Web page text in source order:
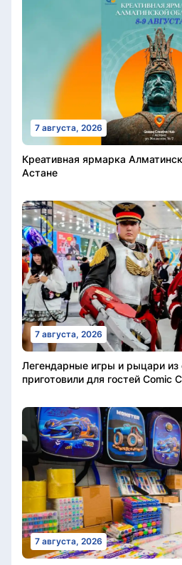
7 августа, 2026
Креативная ярмарка
Астане
7 августа, 2026
Легендарные игры и рыцари из
приготовили для гостей Comic
7 августа, 2026